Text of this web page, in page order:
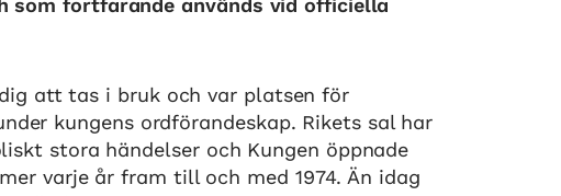
som fortfarande används vid officiella
att tas i bruk och var platsen för
kungens ordförandeskap. Rikets sal har
stora händelser och Kungen öppnade
varje år fram till och med 1974. Än idag